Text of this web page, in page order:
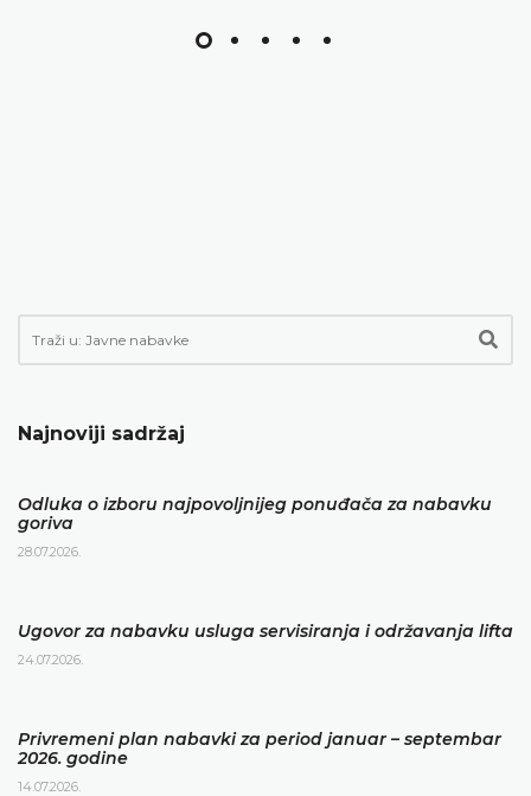
Najnoviji sadržaj
Odluka o izboru najpovoljnijeg ponuđača za nabavku
goriva
28.07.2026.
Ugovor za nabavku usluga servisiranja i održavanja lifta
24.07.2026.
Privremeni plan nabavki za period januar – septembar
2026. godine
14.07.2026.